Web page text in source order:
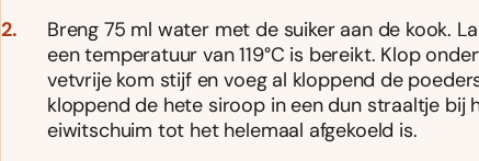
Breng 75 ml water met de suiker aan de kook.
een temperatuur van 119°C is bereikt. Klop
vetvrije kom stijf en voeg al kloppend de
kloppend de hete siroop in een dun straaltje bij
eiwitschuim tot het helemaal afgekoeld is.